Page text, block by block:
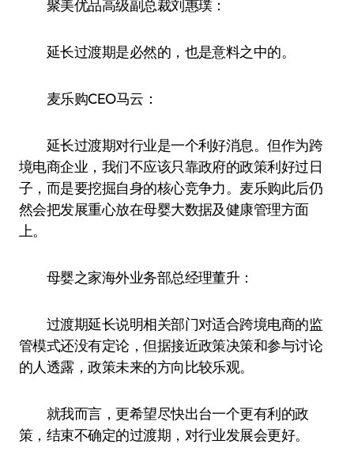
聚美优品高级副总裁刘惠璞：
延长过渡期是必然的，也是意料之中的。
麦乐购CEO马云：
延长过渡期对行业是一个利好消息。但作为跨
境电商企业，我们不应该只靠政府的政策利好过日
子，而是要挖掘自身的核心竞争力。麦乐购此后仍
然会把发展重心放在母婴大数据及健康管理方面
上。
母婴之家海外业务部总经理董升：
过渡期延长说明相关部门对适合跨境电商的监
管模式还没有定论，但据接近政策决策和参与讨论
的人透露，政策未来的方向比较乐观。
就我而言，更希望尽快出台一个更有利的政
策，结束不确定的过渡期，对行业发展会更好。